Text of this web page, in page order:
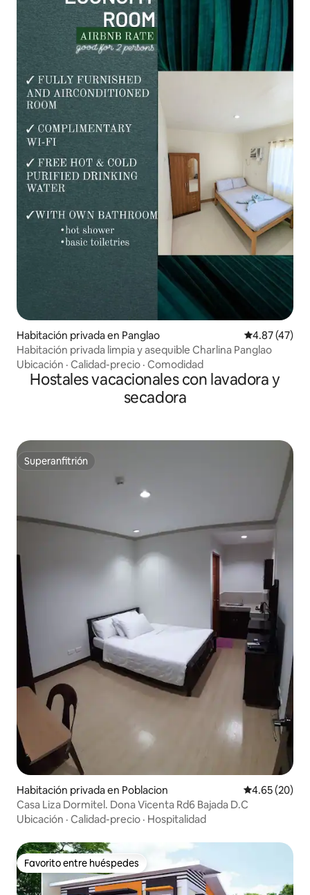
Habitación privada en Panglao Calificación
4.87 (47)
Habitación privada limpia y asequible Charlina Panglao
Ubicación · Calidad-precio · Comodidad
Hostales vacacionales con lavadora y
secadora
Superanfitrión
Superanfitrión
Habitación privada en Poblacion Calificación
4.65 (20)
Casa Liza Dormitel. Dona Vicenta Rd6 Bajada D.C
Ubicación · Calidad-precio · Hospitalidad
Favorito entre huéspedes
Favorito entre huéspedes